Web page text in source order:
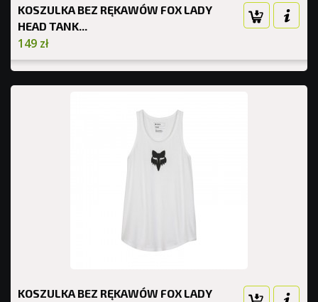
KOSZULKA BEZ RĘKAWÓW FOX LADY
HEAD TANK...
149 zł
KOSZULKA BEZ RĘKAWÓW FOX LADY